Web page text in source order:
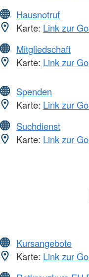
Hausnotruf
Karte: Link zur
Mitgliedschaft
Karte: Link zur
Spenden
Karte: Link zur
Suchdienst
Karte: Link zur
Kursangebote
Karte: Link zur